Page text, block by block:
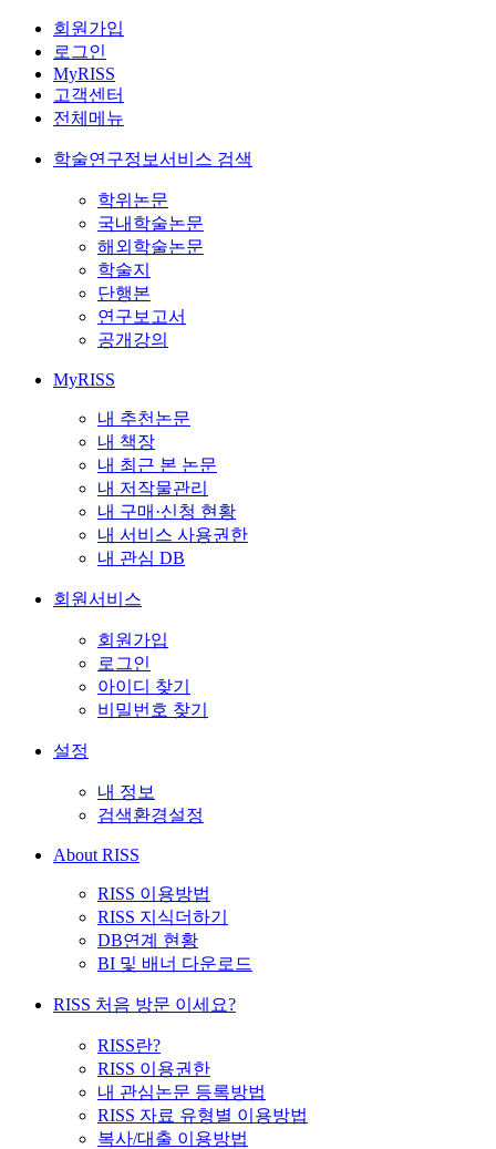
회원가입
로그인
MyRISS
고객센터
전체메뉴
학술연구정보서비스 검색
학위논문
국내학술논문
해외학술논문
학술지
단행본
연구보고서
공개강의
MyRISS
내 추천논문
내 책장
내 최근 본 논문
내 저작물관리
내 구매·신청 현황
내 서비스 사용권한
내 관심 DB
회원서비스
회원가입
로그인
아이디 찾기
비밀번호 찾기
설정
내 정보
검색환경설정
About RISS
RISS 이용방법
RISS 지식더하기
DB연계 현황
BI 및 배너 다운로드
RISS 처음 방문 이세요?
RISS란?
RISS 이용권한
내 관심논문 등록방법
RISS 자료 유형별 이용방법
복사/대출 이용방법